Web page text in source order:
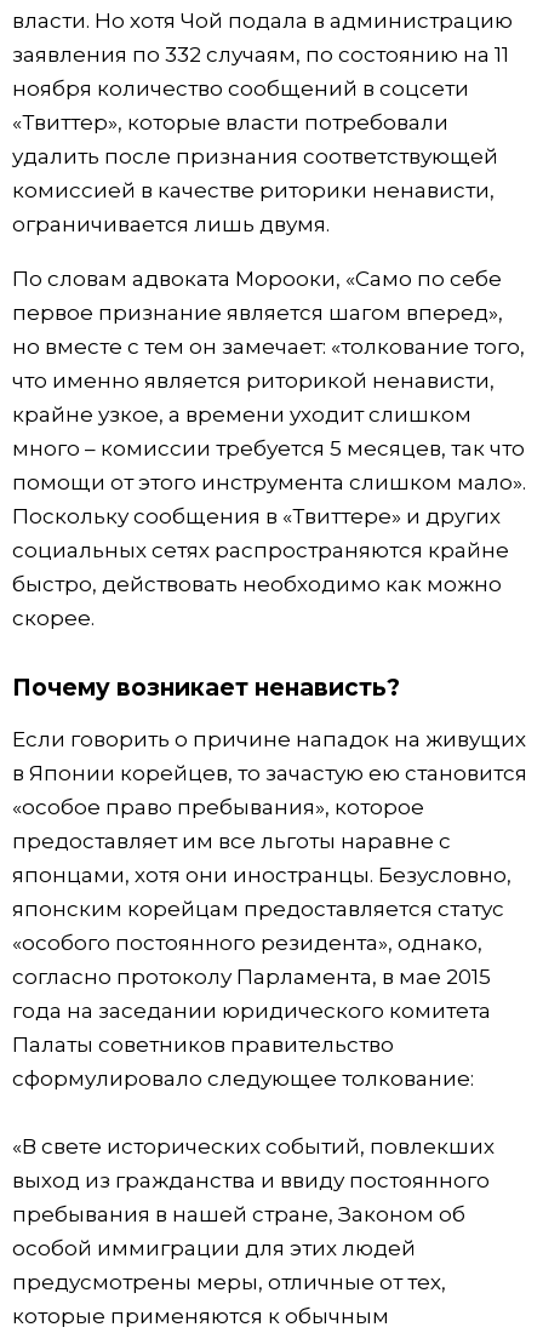
власти. Но хотя Чой подала в администрацию
заявления по 332 случаям, по состоянию на 11
ноября количество сообщений в соцсети
«Твиттер», которые власти потребовали
удалить после признания соответствующей
комиссией в качестве риторики ненависти,
ограничивается лишь двумя.
По словам адвоката Морооки, «Само по себе
первое признание является шагом вперед»,
но вместе с тем он замечает: «толкование того,
что именно является риторикой ненависти,
крайне узкое, а времени уходит слишком
много – комиссии требуется 5 месяцев, так что
помощи от этого инструмента слишком мало».
Поскольку сообщения в «Твиттере» и других
социальных сетях распространяются крайне
быстро, действовать необходимо как можно
скорее.
Почему возникает ненависть?
Если говорить о причине нападок на живущих
в Японии корейцев, то зачастую ею становится
«особое право пребывания», которое
предоставляет им все льготы наравне с
японцами, хотя они иностранцы. Безусловно,
японским корейцам предоставляется статус
«особого постоянного резидента», однако,
согласно протоколу Парламента, в мае 2015
года на заседании юридического комитета
Палаты советников правительство
сформулировало следующее толкование:
«В свете исторических событий, повлекших
выход из гражданства и ввиду постоянного
пребывания в нашей стране, Законом об
особой иммиграции для этих людей
предусмотрены меры, отличные от тех,
которые применяются к обычным